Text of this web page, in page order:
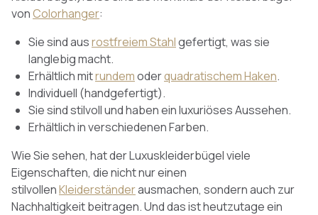
vonColorhanger:
Sie sind ausrostfreiem Stahlgefertigt, was sie
langlebig macht.
Erhältlich mitrundemoderquadratischem Haken.
Individuell (handgefertigt).
Sie sind stilvoll und haben ein luxuriöses Aussehen.
Erhältlich in verschiedenen Farben.
Wie Sie sehen, hat der Luxuskleiderbügel viele
Eigenschaften, die nicht nur einen
stilvollenKleiderständerausmachen, sondern auch zur
Nachhaltigkeit beitragen. Und das ist heutzutage ein